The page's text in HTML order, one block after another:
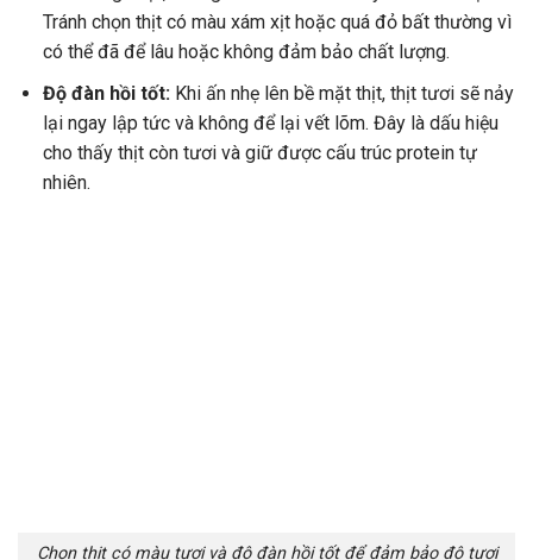
Tránh chọn thịt có màu xám xịt hoặc quá đỏ bất thường vì
có thể đã để lâu hoặc không đảm bảo chất lượng.
Độ đàn hồi tốt: Khi ấn nhẹ lên bề mặt thịt, thịt tươi sẽ nảy
lại ngay lập tức và không để lại vết lõm. Đây là dấu hiệu
cho thấy thịt còn tươi và giữ được cấu trúc protein tự
nhiên.
Chọn thịt có màu tươi và độ đàn hồi tốt để đảm bảo độ tươi